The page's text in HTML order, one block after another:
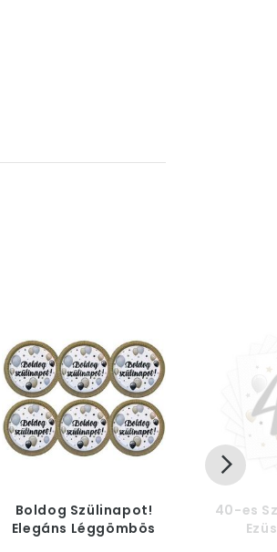
Boldog Szülinapot!
Elegáns Léggömbös
40-es